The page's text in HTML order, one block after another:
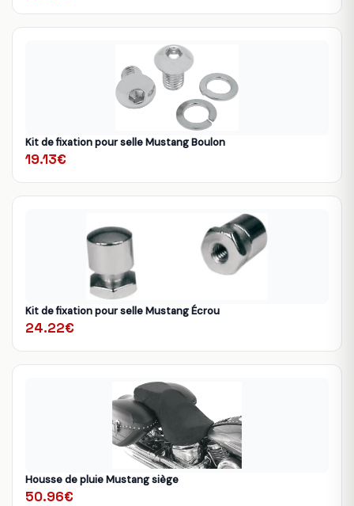
Kit de fixation pour selle Mustang Boulon
19.13€
Kit de fixation pour selle Mustang Écrou
24.22€
Housse de pluie Mustang siège
50.96€